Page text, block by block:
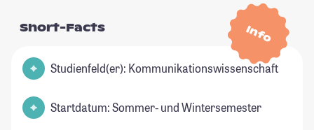
Info
Short-Facts
Studienfeld(er): Kommunikationswissenschaft
Startdatum: Sommer- und Wintersemester